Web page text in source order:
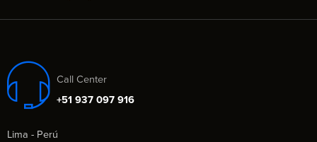
Call Center
+51 937 097 916
Lima - Perú